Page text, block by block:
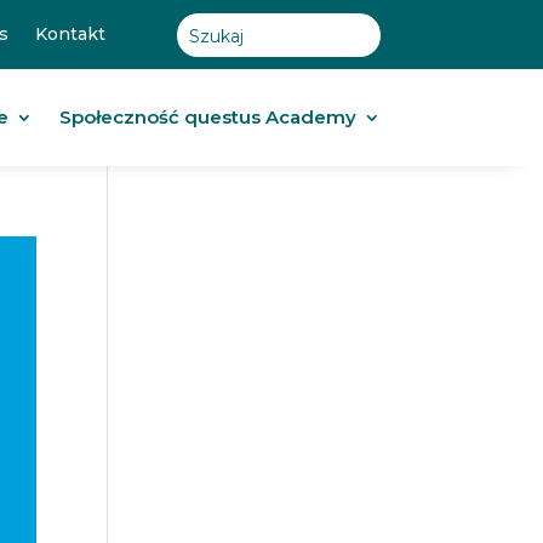
Kontakt
Społeczność questus Academy